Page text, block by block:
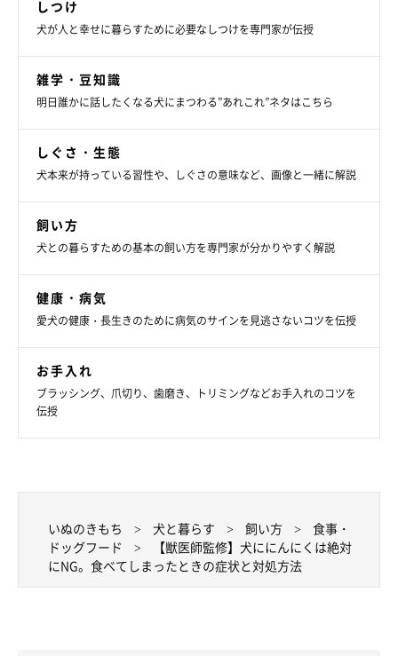
いぬのきもち投稿写真ギャラリー
無に関わらず、早急に動物病院に連れて行ってください。
法について紹介します。
しつけ
犬が人と幸せに暮らすために必要なしつけを専門家が伝授
雑学・豆知識
明日誰かに話したくなる犬にまつわる”あれこれ”ネタはこちら
しぐさ・生態
犬本来が持っている習性や、しぐさの意味など、画像と一緒に解説
飼い方
犬との暮らすための基本の飼い方を専門家が分かりやすく解説
健康・病気
愛犬の健康・長生きのために病気のサインを見逃さないコツを伝授
お手入れ
ブラッシング、爪切り、歯磨き、トリミングなどお手入れのコツを
伝授
いぬのきもち 犬と暮らす 飼い方
食事・
ドッグフード
【獣医師監修】犬ににんにくは絶対
にNG。食べてしまったときの症状と対処方法